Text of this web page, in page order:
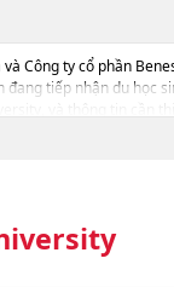
Công ty cổ phần
tiếp nhận du học
và thông tin